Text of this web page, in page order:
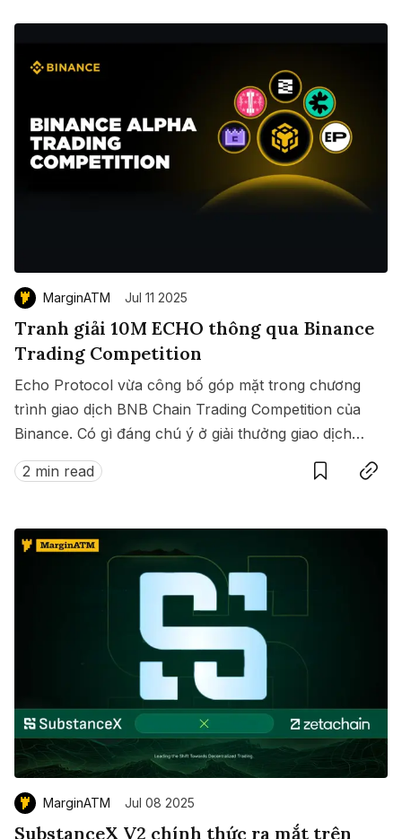
MarginATM Jul 11 2025
Tranh giải 10M ECHO thông qua Binance
Trading Competition
Echo Protocol vừa công bố góp mặt trong chương
trình giao dịch BNB Chain Trading Competition của
Binance. Có gì đáng chú ý ở giải thưởng giao dịch
này?
2 min read
SaveCopy link
MarginATM Jul 08 2025
SubstanceX V2 chính thức ra mắt trên